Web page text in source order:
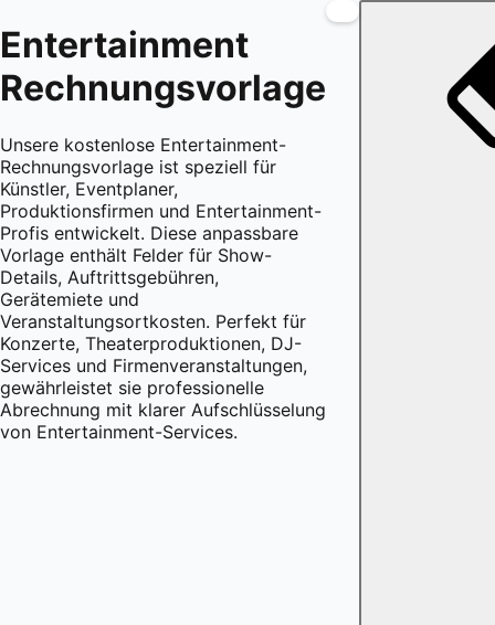
Entertainment
Rechnungsvorlage
Unsere kostenlose Entertainment-
Rechnungsvorlage ist speziell für
Künstler, Eventplaner,
Produktionsfirmen und Entertainment-
Profis entwickelt. Diese anpassbare
Vorlage enthält Felder für Show-
Details, Auftrittsgebühren,
Gerätemiete und
Veranstaltungsortkosten. Perfekt für
Konzerte, Theaterproduktionen, DJ-
Services und Firmenveranstaltungen,
gewährleistet sie professionelle
Abrechnung mit klarer Aufschlüsselung
von Entertainment-Services.